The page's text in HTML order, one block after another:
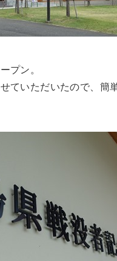
プン。
ていただいたので、簡